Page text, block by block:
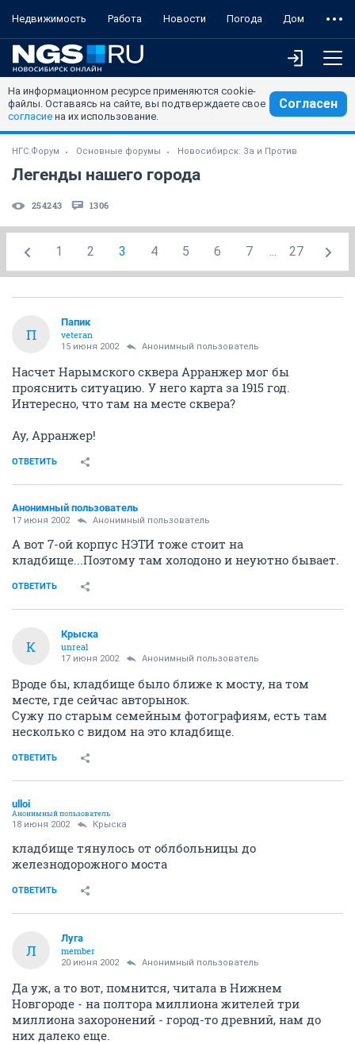
Недвижимость Работа Новости Погода Дом
На информационном ресурсе применяются cookie-
файлы. Оставаясь на сайте, вы подтверждаете свое
согласие на их использование.
Согласен
НГС.Форум Основные форумы Новосибирск: За и Против
Легенды нашего города
254243 1306
1 2 3 4 5 6 7 ... 27
П
Папик
veteran
15 июня 2002 Анонимный пользователь
Насчет Нарымского сквера Арранжер мог бы
прояснить ситуацию. У него карта за 1915 год.
Интересно, что там на месте сквера?
Ау, Арранжер!
ОТВЕТИТЬ
Анонимный пользователь
17 июня 2002 Анонимный пользователь
А вот 7-ой корпус НЭТИ тоже стоит на
кладбище...Поэтому там холодоно и неуютно бывает.
ОТВЕТИТЬ
К
Крыска
unreal
17 июня 2002 Анонимный пользователь
Вроде бы, кладбище было ближе к мосту, на том
месте, где сейчас авторынок.
Сужу по старым семейным фотографиям, есть там
несколько с видом на это кладбище.
ОТВЕТИТЬ
ulloi
Анонимный пользователь
18 июня 2002 Крыска
кладбище тянулось от облбольницы до
железнодорожного моста
ОТВЕТИТЬ
Л
Луга
member
20 июня 2002 Анонимный пользователь
Да уж, а то вот, помнится, читала в Нижнем
Новгороде - на полтора миллиона жителей три
миллиона захоронений - город-то древний, нам до
них далеко еще.